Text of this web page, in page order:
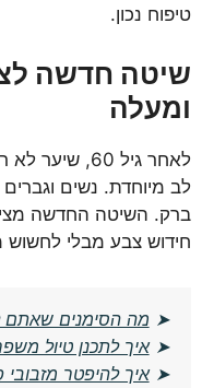
טיפוח נכון.
ומעלה
לאחר גיל
לב מיוחדת. נשים
ברק. השיטה החדשה
חידוש צבע מבלי לחשוש
➤ מה הסימנים שאתם
➤איך לתכנן טיול
➤איך להיפטר